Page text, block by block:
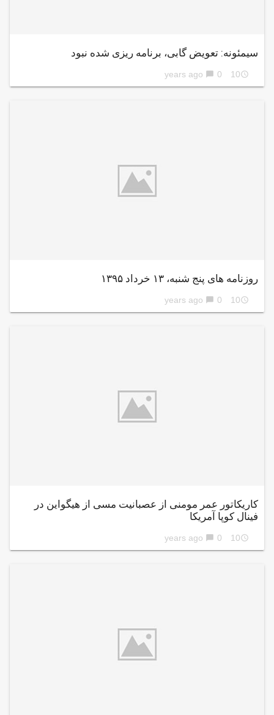
سیمئونه: تعویض گابی، برنامه ریزی شده نبود
access_time
10 years ago
chat_bubble 0
روزنامه های پنج شنبه، ۱۳ خرداد ۱۳۹۵
access_time
10 years ago
chat_bubble 0
کاریکاتور عمر مومنی از عصبانیت مسی از هیگواین در
فینال کوپا آمریکا
access_time
10 years ago
chat_bubble 0